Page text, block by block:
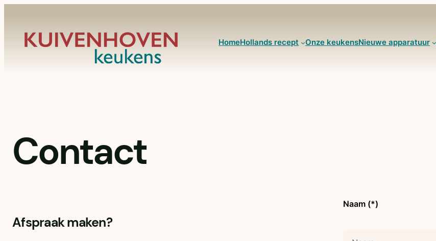
inhoud
HomeHollands recept Onze keukensNieuwe apparatuur
Contact
Afspraak maken?
Naam (*)